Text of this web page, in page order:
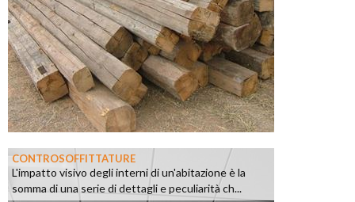
CONTROSOFFITTATURE
L'impatto visivo degli interni di un'abitazione è la
somma di una serie di dettagli e peculiarità ch...